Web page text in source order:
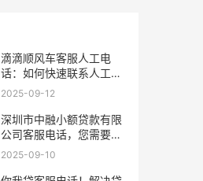
滴滴顺风车客服人工电
话：如何快速联系人工客
服，解决您的出行难题
2025-09-12
深圳市中融小额贷款有限
公司客服电话，您需要的
都在这里！
2025-09-10